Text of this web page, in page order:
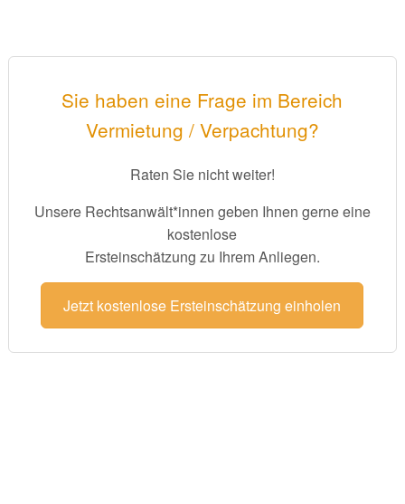
Sie haben eine Frage im Bereich
Vermietung / Verpachtung?
Raten Sie nicht weiter!
Unsere Rechtsanwält*innen geben Ihnen gerne eine
kostenlose
Ersteinschätzung zu Ihrem Anliegen.
Jetzt kostenlose Ersteinschätzung einholen